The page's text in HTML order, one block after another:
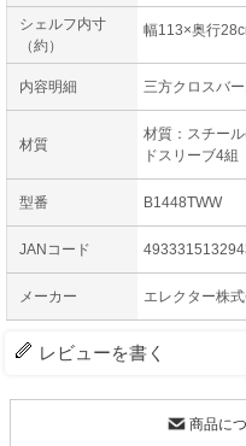
シェルフ内寸
（約）
幅113×奥行
内容明細 三方クロスバ
材質
材質：スチー
ドスリーブ4組
型番 B1448TWW
JANコード
メーカー エレクター株
レビューを書く
商品に